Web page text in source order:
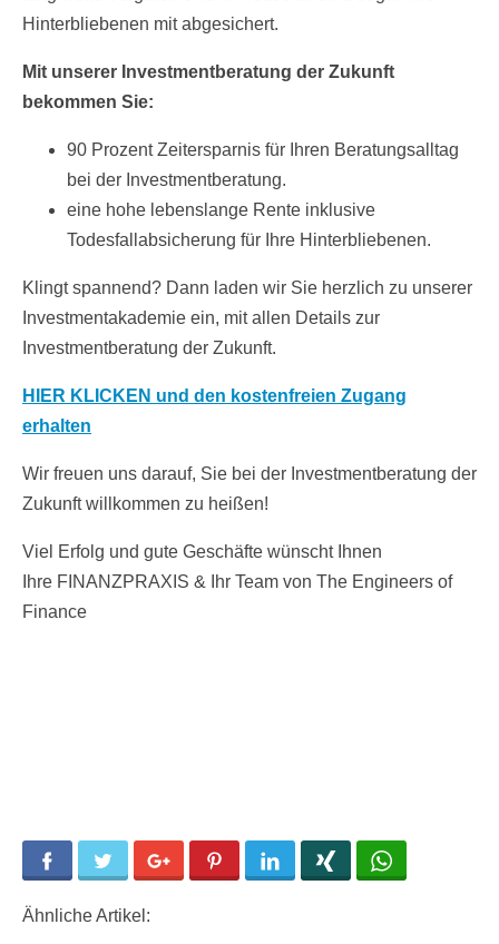
Hinterbliebenen mit abgesichert.
Mit unserer Investmentberatung der Zukunft
bekommen Sie:
90 Prozent Zeitersparnis für Ihren Beratungsalltag
bei der Investmentberatung.
eine hohe lebenslange Rente inklusive
Todesfallabsicherung für Ihre Hinterbliebenen.
Klingt spannend? Dann laden wir Sie herzlich zu unserer
Investmentakademie ein, mit allen Details zur
Investmentberatung der Zukunft.
HIER KLICKEN und den kostenfreien Zugang
erhalten
Wir freuen uns darauf, Sie bei der Investmentberatung der
Zukunft willkommen zu heißen!
Viel Erfolg und gute Geschäfte wünscht Ihnen
Ihre FINANZPRAXIS & Ihr Team von The Engineers of
Finance
Facebook Twitter Google+ Pinterest LinkedIn
Ähnliche Artikel: